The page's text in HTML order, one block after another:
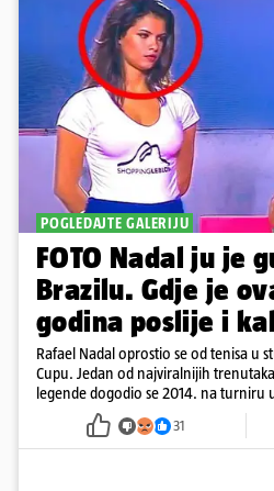
POGLEDAJTE GALERIJU
FOTO Nadal ju je
Brazilu. Gdje je
godina poslije i
Rafael Nadal oprostio se od tenisa u
Cupu. Jedan od najviralnijih
legende dogodio se 2014. na turniru
pažnju odvlačila ljepotica iza klupe
31